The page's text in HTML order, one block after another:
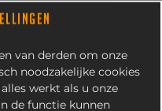
van derden om onze
noodzakelijke cookies
werkt als u onze
de functie kunnen